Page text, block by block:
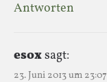
Antworten
esoxsagt:
23. Juni 2013 um